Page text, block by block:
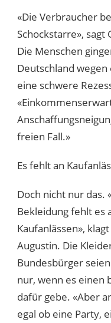
«Die Verbraucher
Schockstarre», sagt
Die Menschen
Deutschland
eine schwere
freien Fall.»
Es fehlt an
Doch nicht nur das.
Bekleidung fehlt es
Kaufanlässen»,
Augustin. Die
Bundesbürger
nur, wenn es einen
dafür gebe. «Aber
egal ob eine Party,